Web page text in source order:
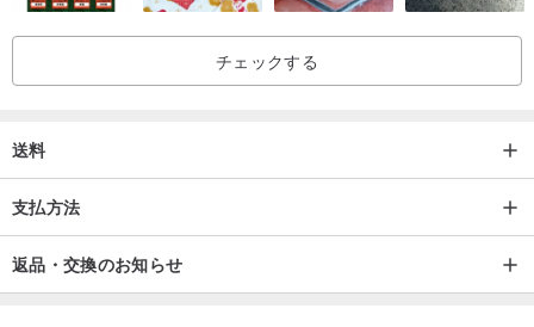
チェックする
送料
支払方法
返品・交換のお知らせ